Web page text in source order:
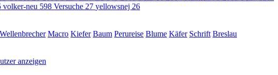
volker-neu 598 Versuche 27 yellowsnej 26
Wellenbrecher Macro Kiefer Baum Perureise Blume Käfer Schrift Breslau
anzeigen